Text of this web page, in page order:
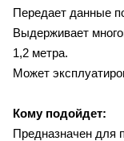
Передает данные
Выдерживает
1,2 метра.
Может
Кому подойдет:
Предназначен для